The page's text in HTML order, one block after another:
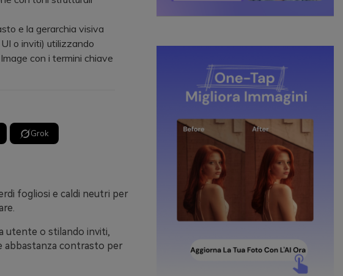
e la gerarchia visiva
o inviti) utilizzando
con i termini chiave
Grok
fogliosi e caldi neutri per
utente o stilando inviti,
abbastanza contrasto per